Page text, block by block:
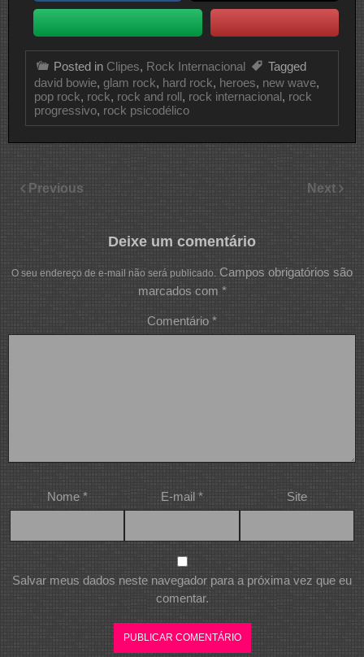
Posted in Clipes, Rock Internacional
Tagged
david bowie, glam rock, hard rock, heroes, new wave,
pop rock, rock, rock and roll, rock internacional, rock
progressivo, rock psicodélico
Previous Next
Deixe um comentário
O seu endereço de e-mail não será publicado. Campos obrigatórios são
marcados com *
Comentário *
Nome * E-mail * Site
Salvar meus dados neste navegador para a próxima vez que eu
comentar.